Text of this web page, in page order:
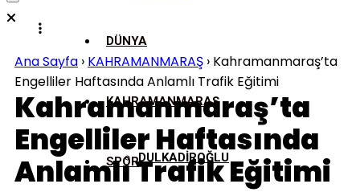
DÜNYA
KAHRAMANMARAŞ
DULKADİROĞLU
SPOR
Ana Sayfa › KAHRAMANMARAŞ › Kahramanmaraş’ta
Engelliler Haftasında Anlamlı Trafik Eğitimi
Kahramanmaraş’ta
Engelliler Haftasında
Anlamlı Trafik Eğitimi